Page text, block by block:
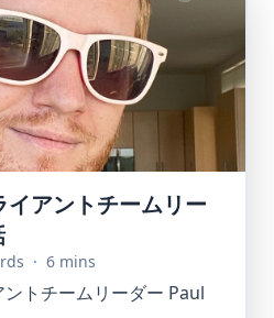
アントチームリー
· 6 mins
トチームリーダー Paul